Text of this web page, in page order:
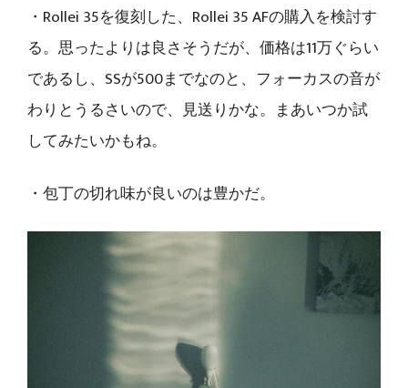
・Rollei 35を復刻した、Rollei 35 AFの購入を検討す
る。思ったよりは良さそうだが、価格は11万ぐらい
であるし、SSが500までなのと、フォーカスの音が
わりとうるさいので、見送りかな。まあいつか試
してみたいかもね。
・包丁の切れ味が良いのは豊かだ。